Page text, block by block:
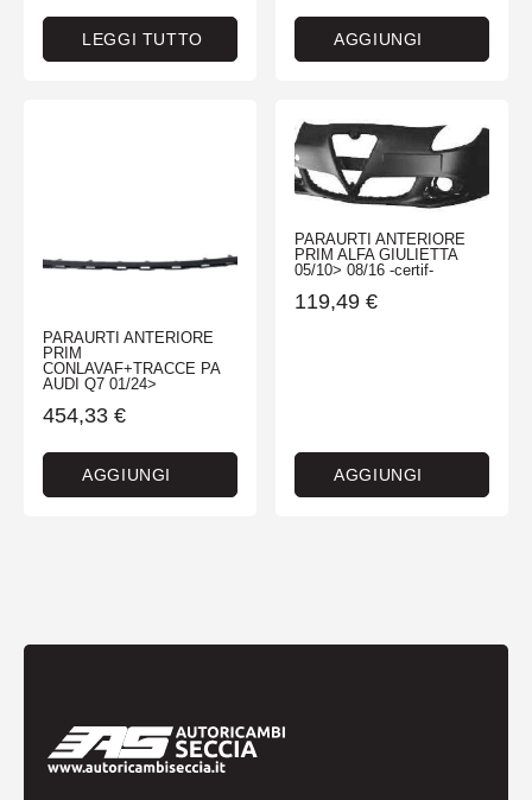
LEGGI TUTTO AGGIUNGI
PARAURTI ANTERIORE
PRIM
CONLAVAF+TRACCE PA
AUDI Q7 01/24>
454,33 €
AGGIUNGI
PARAURTI ANTERIORE
PRIM ALFA GIULIETTA
05/10> 08/16 -certif-
119,49 €
AGGIUNGI